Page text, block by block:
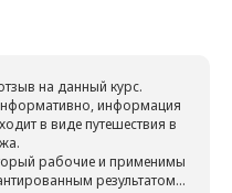
условии практики)))
на эфирах очень
Галины! Спасибо,
женский круг 😊
на данный курс.
информация
в виде путешествия в
рабочие и применимы
результатом.